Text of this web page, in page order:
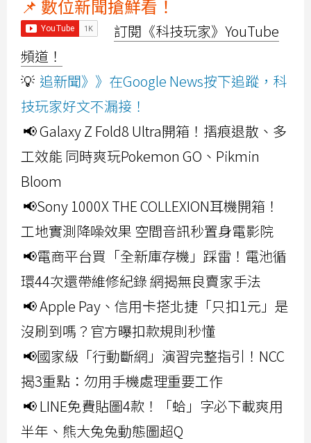
📌 數位新聞搶鮮看！
訂閱《科技玩家》YouTube
頻道！
💡 追新聞》》在Google News按下追蹤，科
技玩家好文不漏接！
📢 Galaxy Z Fold8 Ultra開箱！摺痕退散、多
工效能 同時爽玩Pokemon GO、Pikmin
Bloom
📢Sony 1000X THE COLLEXION耳機開箱！
工地實測降噪效果 空間音訊秒置身電影院
📢電商平台買「全新庫存機」踩雷！電池循
環44次還帶維修紀錄 網揭無良賣家手法
📢 Apple Pay、信用卡搭北捷「只扣1元」是
沒刷到嗎？官方曝扣款規則秒懂
📢國家級「行動斷網」演習完整指引！NCC
揭3重點：勿用手機處理重要工作
📢 LINE免費貼圖4款！「蛤」字必下載爽用
半年、熊大兔兔動態圖超Q